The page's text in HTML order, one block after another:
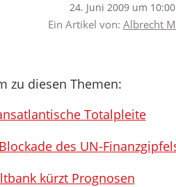
24. Juni 2009 um 10:00
Ein Artikel von: Albrecht
zu diesen Themen:
Totalpleite
des UN-
kürzt Prognosen